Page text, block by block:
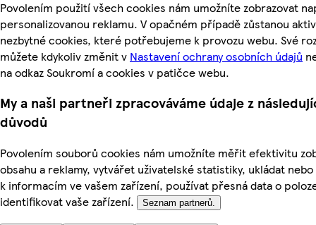
Povolením použití všech cookies nám umožníte zobrazovat
personalizovanou reklamu. V opačném případě zůstanou
nezbytné cookies, které potřebujeme k provozu webu. Své
můžete kdykoliv změnit v Nastavení ochrany osobních údajů
na odkaz Soukromí a cookies v patičce webu.
My a naši partneři zpracováváme údaje z
důvodů
Povolením souborů cookies nám umožníte měřit efektivitu
obsahu a reklamy, vytvářet uživatelské statistiky, ukládat
k informacím ve vašem zařízení, používat přesná data o
identifikovat vaše zařízení.
Seznam partnerů.